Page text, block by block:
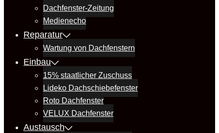
Dachfenster-Zeitung
Medienecho
Reparatur
Wartung von Dachfenstern
Einbau
15% staatlicher Zuschuss
Lideko Dachschiebefenster
Roto Dachfenster
VELUX Dachfenster
Austausch